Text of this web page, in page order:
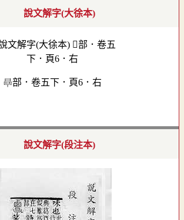
說文解字(大徐本)
󰨷部．卷五下．頁6．右
說文解字(段注本)